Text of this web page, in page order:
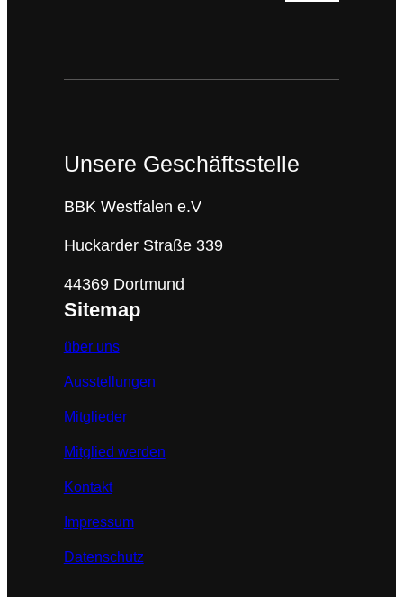
Unsere Geschäftsstelle
BBK Westfalen e.V
Huckarder Straße 339
44369 Dortmund
Sitemap
über uns
Ausstellungen
Mitglieder
Mitglied werden
Kontakt
Impressum
Datenschutz